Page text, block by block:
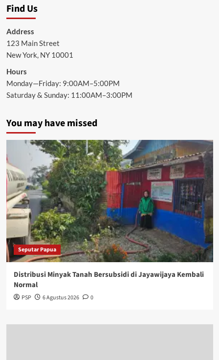
Find Us
Address
123 Main Street
New York, NY 10001
Hours
Monday—Friday: 9:00AM–5:00PM
Saturday & Sunday: 11:00AM–3:00PM
You may have missed
Seputar Papua
Distribusi Minyak Tanah Bersubsidi di Jayawijaya Kembali
Normal
PSP 6 Agustus 2026 0